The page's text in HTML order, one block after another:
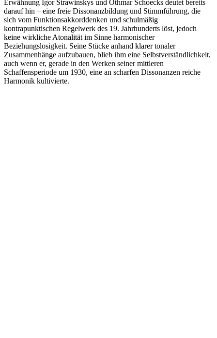
Erwähnung Igor Strawinskys und Othmar Schoecks deutet bereits
darauf hin – eine freie Dissonanzbildung und Stimmführung, die
sich vom Funktionsakkorddenken und schulmäßig
kontrapunktischen Regelwerk des 19. Jahrhunderts löst, jedoch
keine wirkliche Atonalität im Sinne harmonischer
Beziehungslosigkeit. Seine Stücke anhand klarer tonaler
Zusammenhänge aufzubauen, blieb ihm eine Selbstverständlichkeit,
auch wenn er, gerade in den Werken seiner mittleren
Schaffensperiode um 1930, eine an scharfen Dissonanzen reiche
Harmonik kultivierte.